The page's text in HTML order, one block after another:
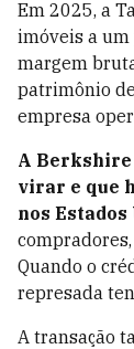
Em 2025, a
imóveis a um
margem
patrimônio
empresa
A
virar e que
nos Estados
Quando o
represada
A transação